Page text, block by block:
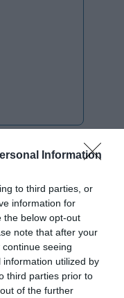
Information
to third parties, or
information for
the below opt-out
note that after your
seeing
utilized by
third parties prior to
of the further